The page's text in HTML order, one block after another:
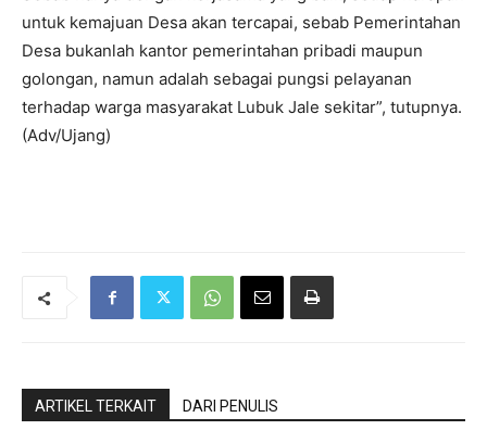
untuk kemajuan Desa akan tercapai, sebab Pemerintahan
Desa bukanlah kantor pemerintahan pribadi maupun
golongan, namun adalah sebagai pungsi pelayanan
terhadap warga masyarakat Lubuk Jale sekitar”, tutupnya.
(Adv/Ujang)
ARTIKEL TERKAIT DARI PENULIS